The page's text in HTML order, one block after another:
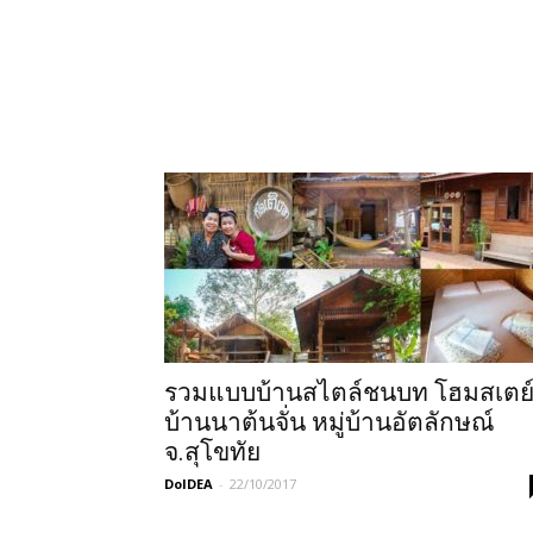
รวมแบบบ้านสไตล์ชนบท โฮมสเตย์
บ้านนาต้นจั่น หมู่บ้านอัตลักษณ์
จ.สุโขทัย
DoIDEA - 22/10/2017